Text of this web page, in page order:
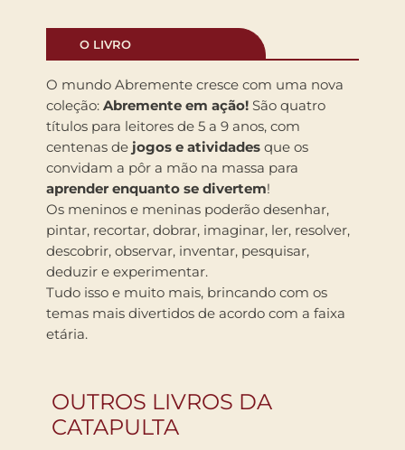
O LIVRO
O mundo Abremente cresce com uma nova
coleção: Abremente em ação! São quatro
títulos para leitores de 5 a 9 anos, com
centenas de jogos e atividades que os
convidam a pôr a mão na massa para
aprender enquanto se divertem!
Os meninos e meninas poderão desenhar,
pintar, recortar, dobrar, imaginar, ler, resolver,
descobrir, observar, inventar, pesquisar,
deduzir e experimentar.
Tudo isso e muito mais, brincando com os
temas mais divertidos de acordo com a faixa
etária.
OUTROS LIVROS DA
CATAPULTA